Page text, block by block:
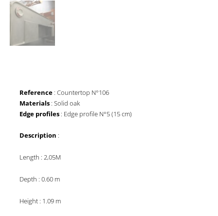
Reference : Countertop N°106
Materials : Solid oak
Edge profiles : Edge profile N°5 (15 cm)
Description :
Length : 2,05M
Depth : 0.60 m
Height : 1.09 m